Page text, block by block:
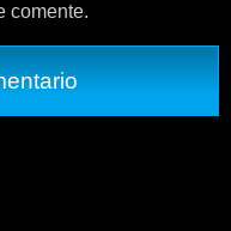
comente.